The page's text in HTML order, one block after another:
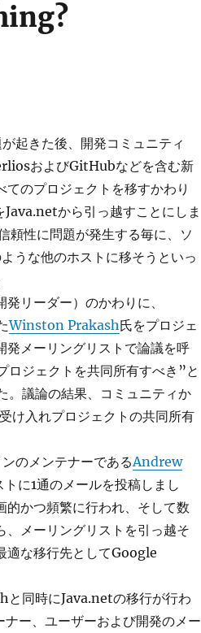
起きた後、開発コミュニティ
およびGitHubなどを含む新
てのプロジェクトを移すかわり
から引っ越すことにしま
頼性に問題が発生する毎に、ソ
うな他のホストに移そうといっ
リーダー）のかわりに、
Winston Prakash氏をプロジェ
発メーリングリストで論議を呼
ジェクトを共同所有すべき”と
。議論の結果、コミュニティか
け入れプロジェクトの共同所有
のメンテナーであるAndrew
に1通のメールを投稿しまし
的かつ頻繁に行われ、そして数
メーリングリストを引っ越そ
適な移行先としてGoogle
同時にJava.netの移行が行わ
ー、ユーザーおよび開発のメー